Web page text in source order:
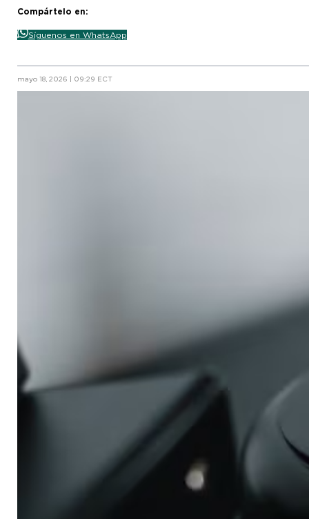
Compártelo en:
Síguenos en WhatsApp
mayo 18, 2026 | 09:29 ECT